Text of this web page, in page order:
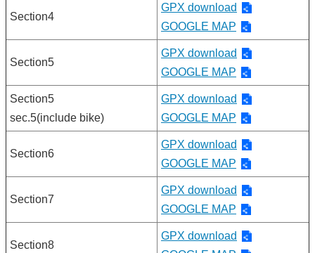
Section4
GPX download
GOOGLE MAP
Section5
GPX download
GOOGLE MAP
Section5
sec.5(include bike)
GPX download
GOOGLE MAP
Section6
GPX download
GOOGLE MAP
Section7
GPX download
GOOGLE MAP
Section8
GPX download